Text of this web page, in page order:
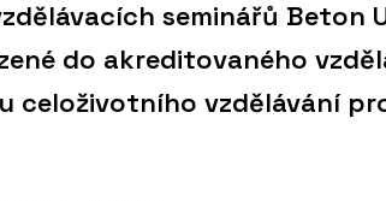
seminářů Beton
do akreditovaného
celoživotního vzdělávání